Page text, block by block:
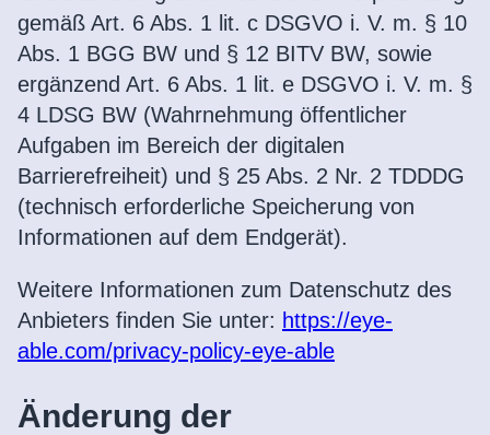
gemäß Art. 6 Abs. 1 lit. c DSGVO i. V. m. § 10
Abs. 1 BGG BW und § 12 BITV BW, sowie
ergänzend Art. 6 Abs. 1 lit. e DSGVO i. V. m. §
4 LDSG BW (Wahrnehmung öffentlicher
Aufgaben im Bereich der digitalen
Barrierefreiheit) und § 25 Abs. 2 Nr. 2 TDDDG
(technisch erforderliche Speicherung von
Informationen auf dem Endgerät).
Weitere Informationen zum Datenschutz des
Anbieters finden Sie unter: https://eye-
able.com/privacy-policy-eye-able
Änderung der